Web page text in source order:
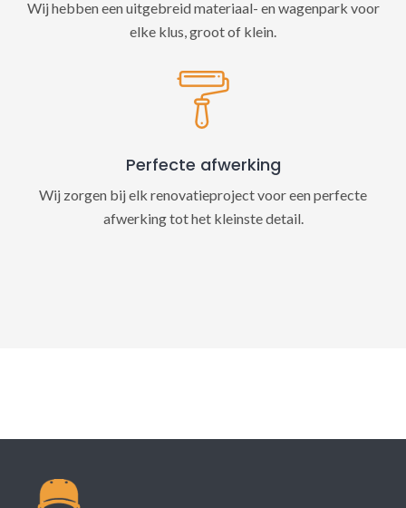
Wij hebben een uitgebreid materiaal- en wagenpark voor
elke klus, groot of klein.
Perfecte afwerking
Wij zorgen bij elk renovatieproject voor een perfecte
afwerking tot het kleinste detail.